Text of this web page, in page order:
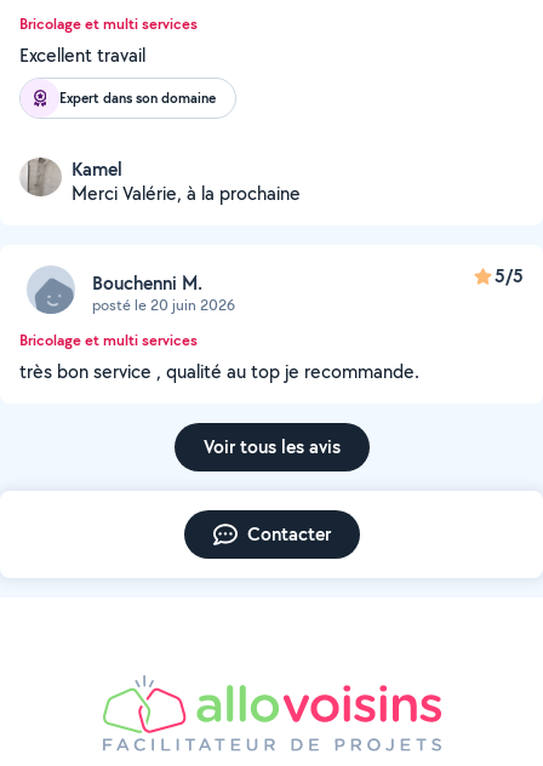
Bricolage et multi services
Excellent travail
Expert dans son domaine
Kamel
Merci Valérie, à la prochaine
Bouchenni M.
posté le 20 juin 2026
5/5
Bricolage et multi services
très bon service , qualité au top je recommande.
Voir tous les avis
Contacter